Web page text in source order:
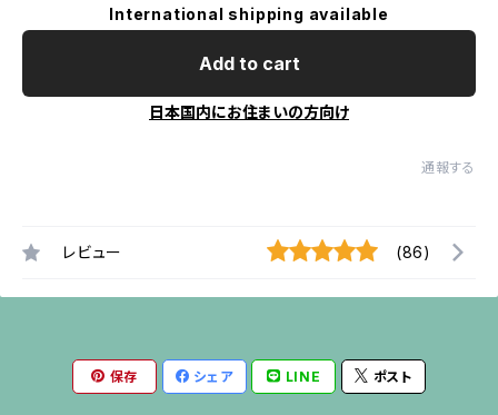
International shipping available
Add to cart
日本国内にお住まいの方向け
通報する
レビュー (86)
保存 シェア LINE ポスト